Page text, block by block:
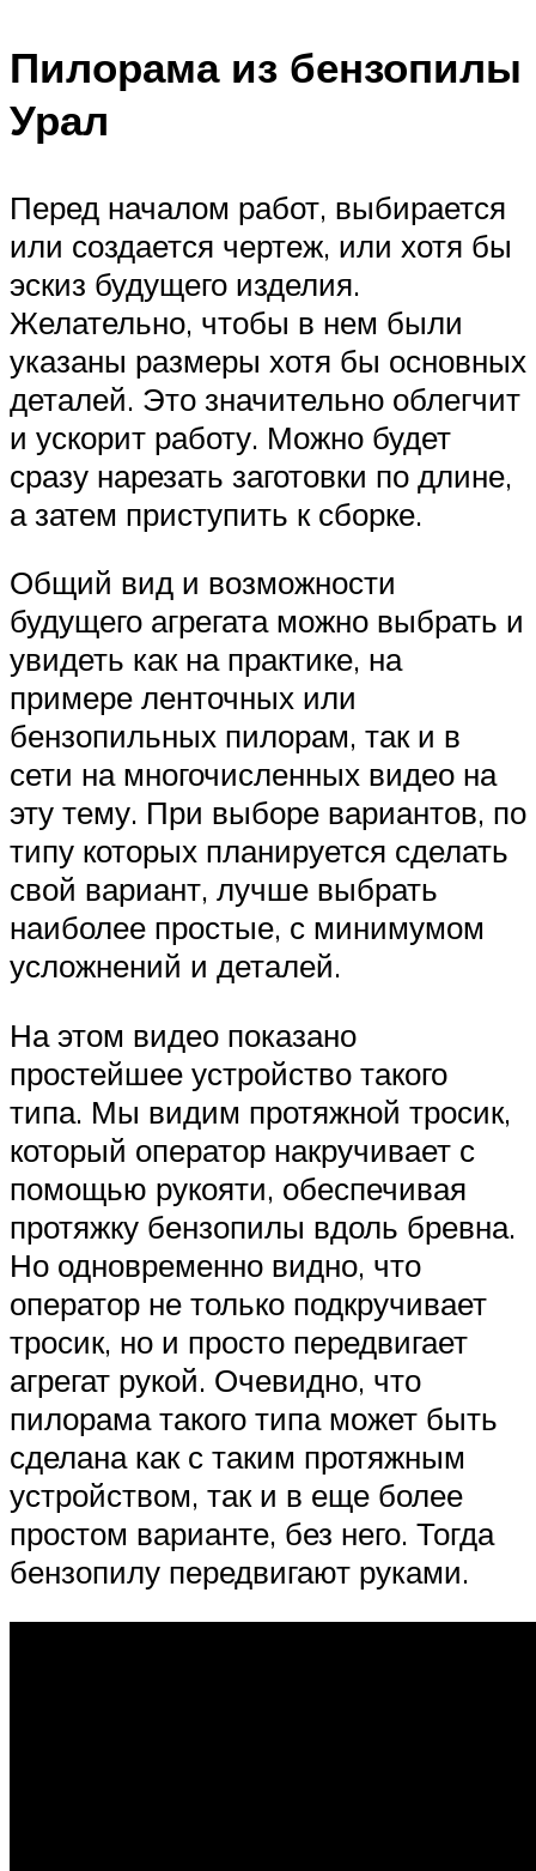
Пилорама из бензопилы
Урал
Перед началом работ, выбирается
или создается чертеж, или хотя бы
эскиз будущего изделия.
Желательно, чтобы в нем были
указаны размеры хотя бы основных
деталей. Это значительно облегчит
и ускорит работу. Можно будет
сразу нарезать заготовки по длине,
а затем приступить к сборке.
Общий вид и возможности
будущего агрегата можно выбрать и
увидеть как на практике, на
примере ленточных или
бензопильных пилорам, так и в
сети на многочисленных видео на
эту тему. При выборе вариантов, по
типу которых планируется сделать
свой вариант, лучше выбрать
наиболее простые, с минимумом
усложнений и деталей.
На этом видео показано
простейшее устройство такого
типа. Мы видим протяжной тросик,
который оператор накручивает с
помощью рукояти, обеспечивая
протяжку бензопилы вдоль бревна.
Но одновременно видно, что
оператор не только подкручивает
тросик, но и просто передвигает
агрегат рукой. Очевидно, что
пилорама такого типа может быть
сделана как с таким протяжным
устройством, так и в еще более
простом варианте, без него. Тогда
бензопилу передвигают руками.